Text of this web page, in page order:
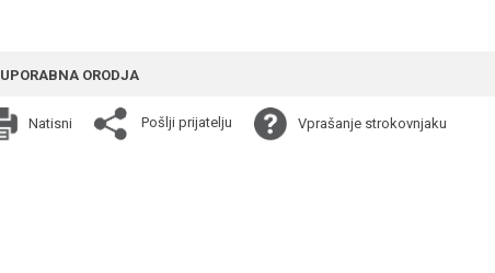
UPORABNA ORODJA
Natisni Pošlji prijatelju Vprašanje strokovnjaku